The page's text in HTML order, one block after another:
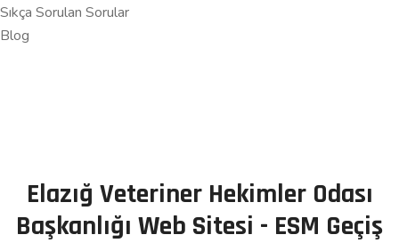
Sıkça Sorulan Sorular
Blog
Elazığ Veteriner Hekimler Odası
Başkanlığı Web Sitesi - ESM Geçiş